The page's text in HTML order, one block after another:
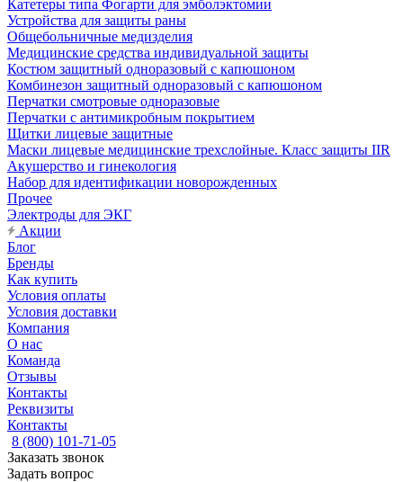
Катетеры типа Фогарти для эмболэктомии
Устройства для защиты раны
Общебольничные медизделия
Медицинские средства индивидуальной защиты
Костюм защитный одноразовый с капюшоном
Комбинезон защитный одноразовый с капюшоном
Перчатки смотровые одноразовые
Перчатки с антимикробным покрытием
Щитки лицевые защитные
Маски лицевые медицинские трехслойные. Класс защиты IIR
Акушерство и гинекология
Набор для идентификации новорожденных
Прочее
Электроды для ЭКГ
Акции
Блог
Бренды
Как купить
Условия оплаты
Условия доставки
Компания
О нас
Команда
Отзывы
Контакты
Реквизиты
Контакты
8 (800) 101-71-05
Заказать звонок
Задать вопрос